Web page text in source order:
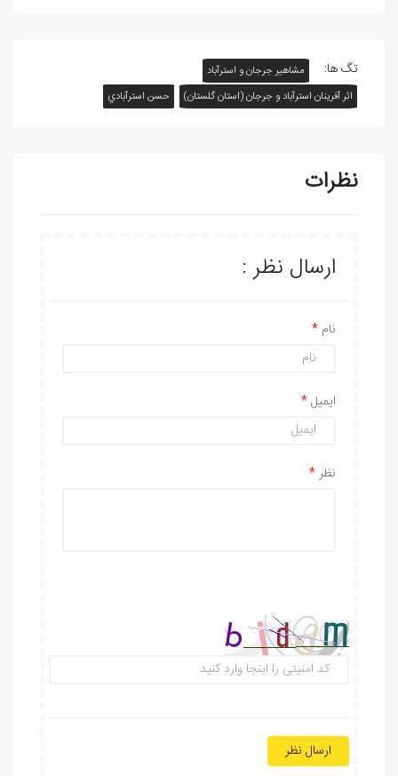
تگ ها:
مشاهیر جرجان و استرآباد
اثر آفرينان استرآباد و جرجان (استان گلستان)
حسن استرآبادي
نظرات
ارسال نظر :
نام
ایمیل
نظر
ارسال نظر